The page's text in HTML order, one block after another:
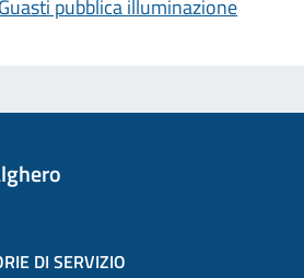
pubblica illuminazione
DI SERVIZIO